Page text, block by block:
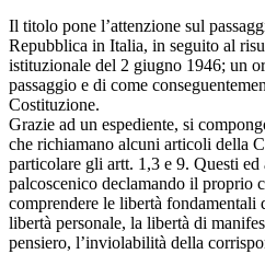
Il titolo pone l’attenzione sul
Repubblica in Italia, in seguito al
istituzionale del 2 giugno 1946; un
passaggio e di come
Costituzione.
Grazie ad un espediente, si
che richiamano alcuni articoli della
particolare gli artt. 1,3 e 9. Questi
palcoscenico declamando il proprio
comprendere le libertà fondamentali
libertà personale, la libertà di
pensiero, l’inviolabilità della